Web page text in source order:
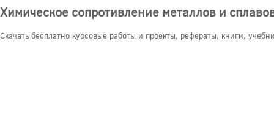
Химическое сопротивление металлов и
Скачать бесплатно курсовые работы и проекты, рефераты, книги,